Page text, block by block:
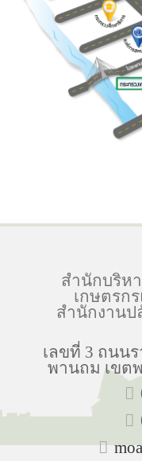
สำนักบริห
เกษตรกร
สำนักงานป
เลขที่ 3 ถนน
พานถม เขต